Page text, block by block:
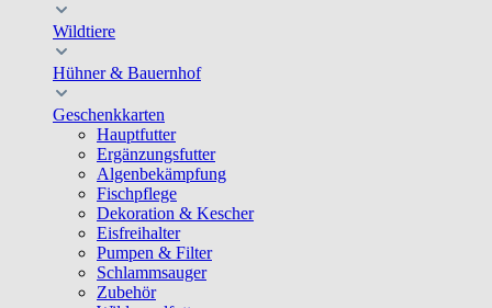
Wildtiere
Hühner & Bauernhof
Geschenkkarten
Hauptfutter
Ergänzungsfutter
Algenbekämpfung
Fischpflege
Dekoration & Kescher
Eisfreihalter
Pumpen & Filter
Schlammsauger
Zubehör